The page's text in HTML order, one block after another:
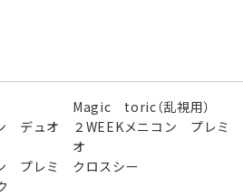
Magic toric（乱視用）
デュオ
２WEEKメニコン プレミ
オ
プレミ
クロスシー